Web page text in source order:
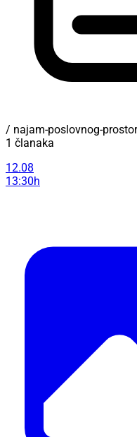
/ najam-poslovnog-
1 članaka
12.08
13:30h